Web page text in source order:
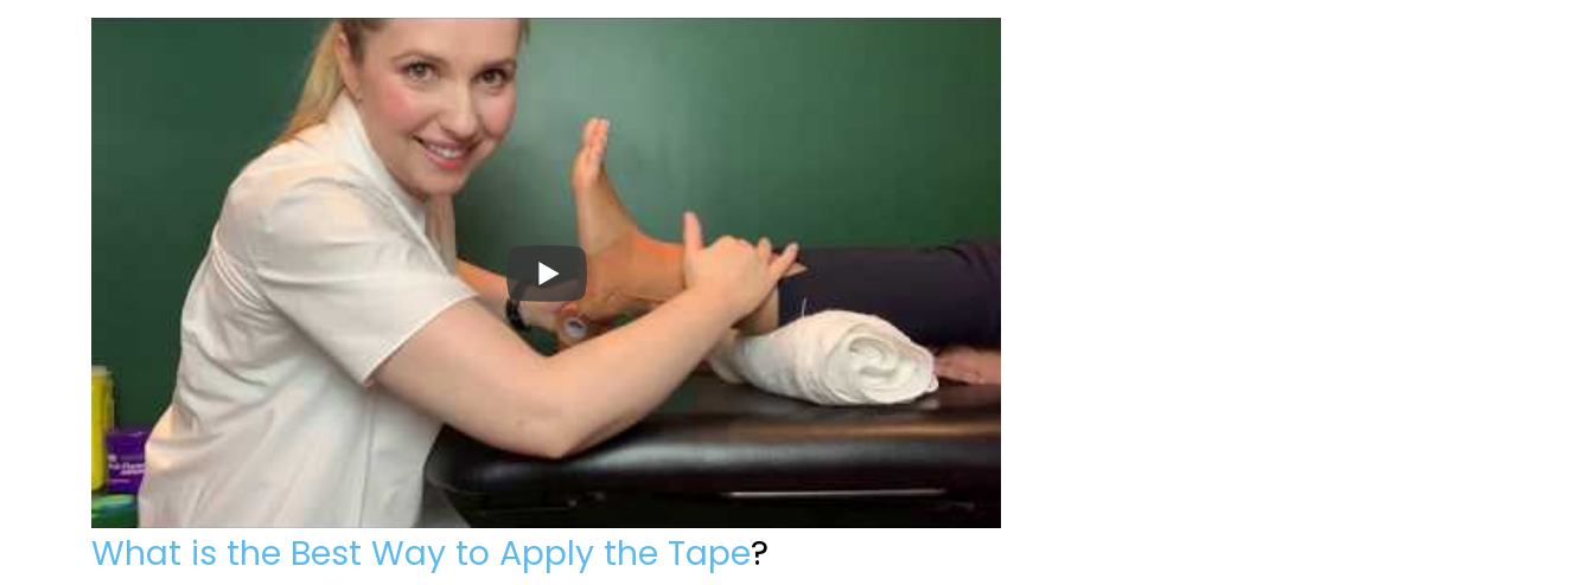
What is the Best Way to Apply the Tape?